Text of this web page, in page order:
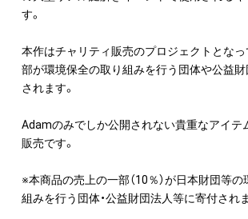
す。
本作はチャリティ販売のプロジェクトとなっ
部が環境保全の取り組みを行う団体や公益
されます。
Adamのみでしか公開されない貴重なアイテ
販売です。
※本商品の売上の一部（10％）が日本財団等